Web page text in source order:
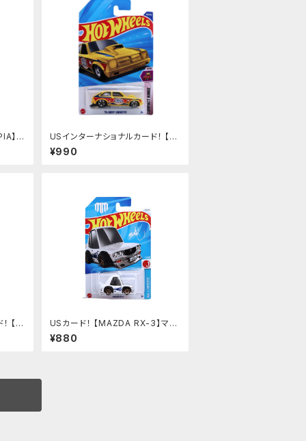
】ブ
USインターナショナルカード！ 【
'76 Chevy Chevette 】
¥990
【
USカード！ 【MAZDA RX-3】マツ
ダ RX-3
¥880